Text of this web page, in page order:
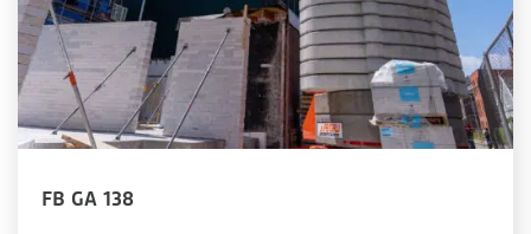
FB GA 138